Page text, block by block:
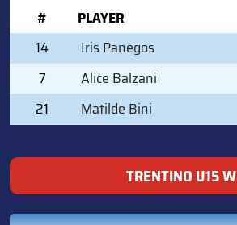
#
PLAYER
14
Iris Panegos
7
Alice Balzani
21
Matilde Bini
TRENTINO U15 W